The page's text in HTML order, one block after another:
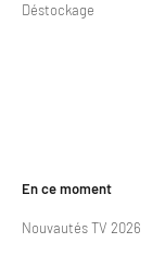
Déstockage
En ce moment
Nouvautés TV 2026